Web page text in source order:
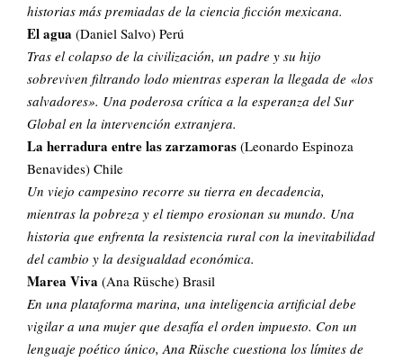
historias más premiadas de la ciencia ficción mexicana.
El agua (Daniel Salvo) Perú
Tras el colapso de la civilización, un padre y su hijo
sobreviven filtrando lodo mientras esperan la llegada de «los
salvadores». Una poderosa crítica a la esperanza del Sur
Global en la intervención extranjera.
La herradura entre las zarzamoras (Leonardo Espinoza
Benavides) Chile
Un viejo campesino recorre su tierra en decadencia,
mientras la pobreza y el tiempo erosionan su mundo. Una
historia que enfrenta la resistencia rural con la inevitabilidad
del cambio y la desigualdad económica.
Marea Viva (Ana Rüsche) Brasil
En una plataforma marina, una inteligencia artificial debe
vigilar a una mujer que desafía el orden impuesto. Con un
lenguaje poético único, Ana Rüsche cuestiona los límites de